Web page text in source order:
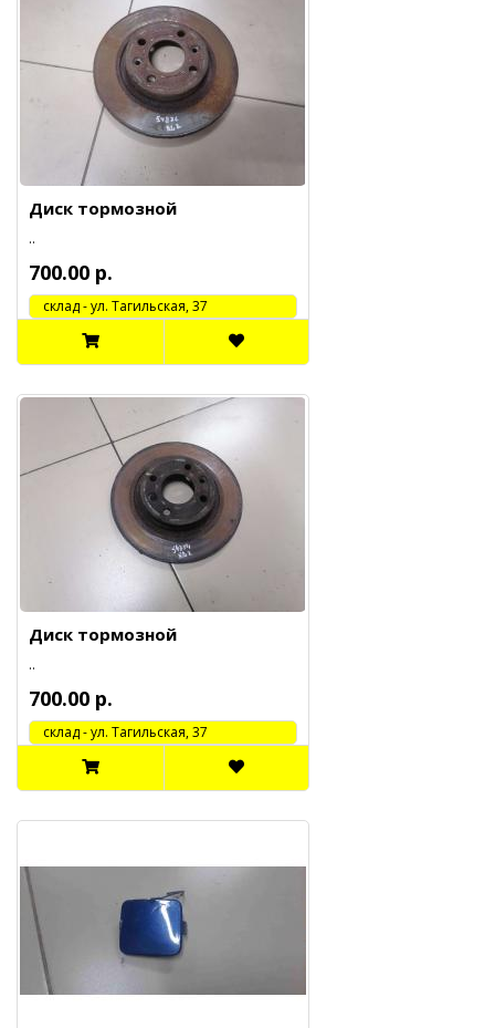
Диск тормозной
..
700.00 р.
cклад - ул. Тагильская, 37
Диск тормозной
..
700.00 р.
cклад - ул. Тагильская, 37